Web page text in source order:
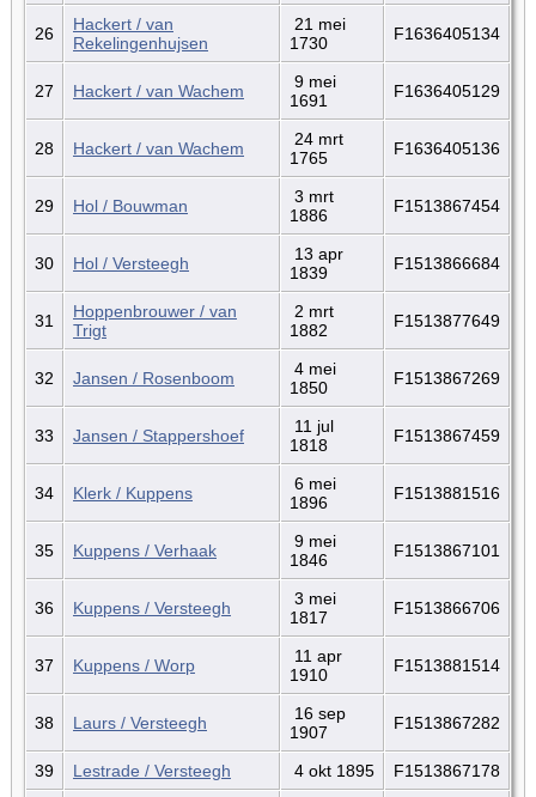
26
Hackert / van
Rekelingenhujsen
21 mei
1730
F1636405134
27 Hackert / van Wachem
9 mei
1691
F1636405129
28 Hackert / van Wachem
24 mrt
1765
F1636405136
29 Hol / Bouwman
3 mrt
1886
F1513867454
30 Hol / Versteegh
13 apr
1839
F1513866684
31
Hoppenbrouwer / van
Trigt
2 mrt
1882
F1513877649
32 Jansen / Rosenboom
4 mei
1850
F1513867269
33 Jansen / Stappershoef
11 jul
1818
F1513867459
34 Klerk / Kuppens
6 mei
1896
F1513881516
35 Kuppens / Verhaak
9 mei
1846
F1513867101
36 Kuppens / Versteegh
3 mei
1817
F1513866706
37 Kuppens / Worp
11 apr
1910
F1513881514
38 Laurs / Versteegh
16 sep
1907
F1513867282
39 Lestrade / Versteegh 4 okt 1895 F1513867178